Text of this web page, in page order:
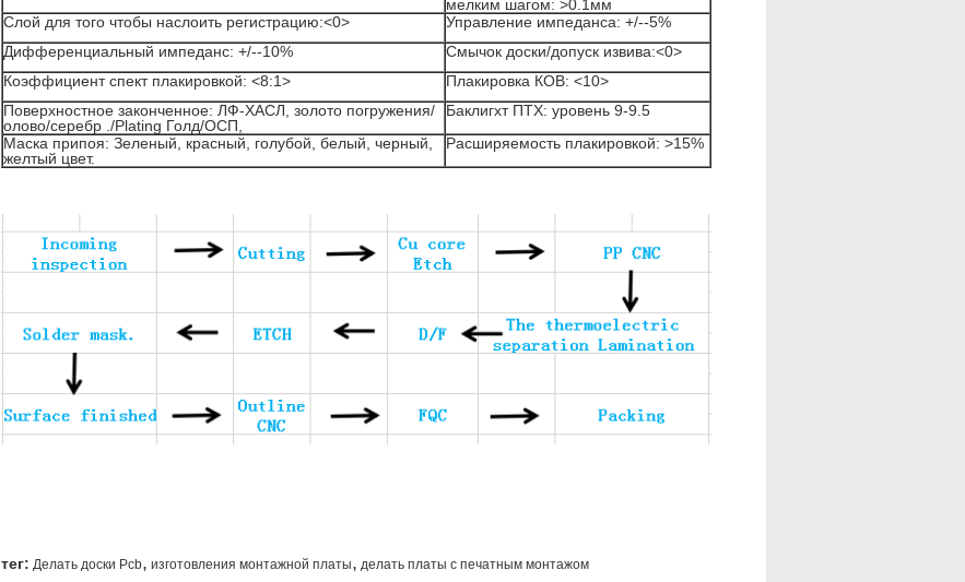
мелким шагом: >0.1мм
Слой для того чтобы наслоить регистрацию:<0>
Управление импеданса: +/--5%
Дифференциальный импеданс: +/--10%
Смычок доски/допуск извива:<0>
Коэффициент спект плакировкой: <8:1>
Плакировка КОВ: <10>
Поверхностное законченное: ЛФ-ХАСЛ, золото погружения/
олово/серебр ./Plating Голд/ОСП,
Баклигхт ПТХ: уровень 9-9.5
Маска припоя: Зеленый, красный, голубой, белый, черный,
желтый цвет.
Расширяемость плакировкой: >15%
тег: Делать доски Pcb, изготовления монтажной платы, делать платы с печатным монтажом